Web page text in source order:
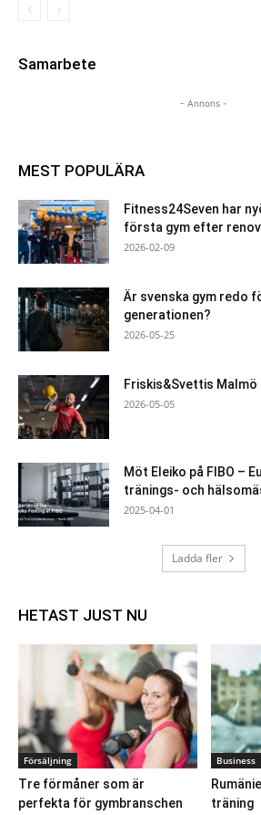
Samarbete
- Annons -
MEST POPULÄRA
Fitness24Seven har
första gym efter
2026-02-09
Är svenska gym redo
generationen?
2026-05-25
Friskis&Svettis
2026-05-05
Möt Eleiko på FIBO –
tränings- och
2025-04-01
Ladda fler
HETAST JUST NU
Försäljning
Tre förmåner som är
perfekta för gymbranschen
Business
träning